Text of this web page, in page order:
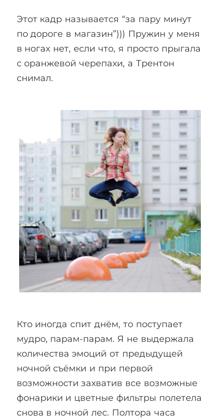
Этот кадр называется “за пару минут
по дороге в магазин”))) Пружин у меня
в ногах нет, если что, я просто прыгала
с оранжевой черепахи, а Трентон
снимал.
Кто иногда спит днём, то поступает
мудро, парам-парам. Я не выдержала
количества эмоций от предыдущей
ночной съёмки и при первой
возможности захватив все возможные
фонарики и цветные фильтры полетела
снова в ночной лес. Полтора часа